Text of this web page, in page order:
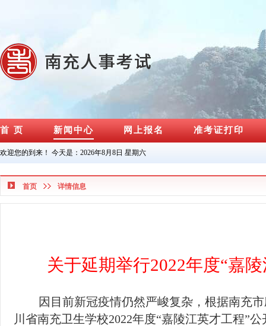
首 页 新闻中心 网上报名 准考证打印
欢迎您的到来！ 今天是： 2026年8月8日 星期六
首页 详情信息
关于延期举行2022年度“嘉
因目前新冠疫情仍然严峻复杂，根据南充
川省南充卫生学校2022年度“嘉陵江英才工程”